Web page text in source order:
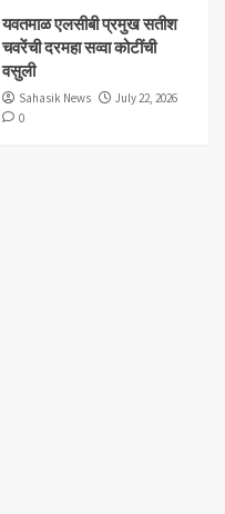
यवतमाळ एलसीबी प्रमुख सतीश
चवरेंची दरमहा सव्वा कोटींची
वसुली
Sahasik News
July 22, 2026
0